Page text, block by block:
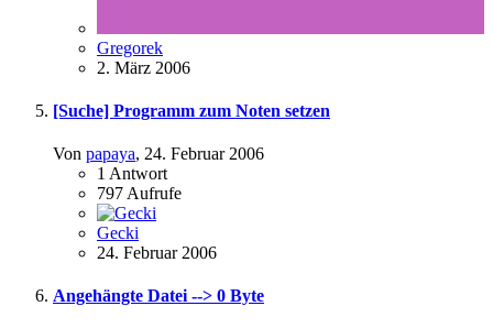
Gregorek
2. März 2006
[Suche] Programm zum Noten setzen
Von papaya, 24. Februar 2006
1 Antwort
797 Aufrufe
Gecki
24. Februar 2006
Angehängte Datei --> 0 Byte